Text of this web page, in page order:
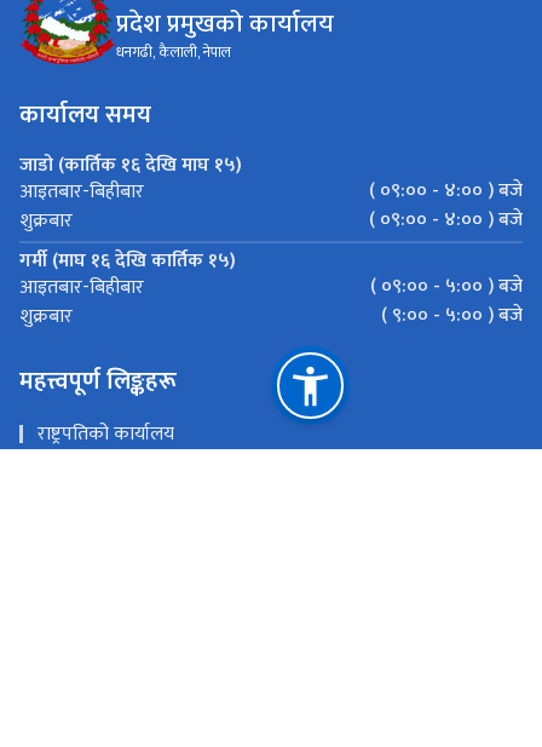
प्रदेश प्रमुखको कार्यालय
धनगढी, कैलाली, नेपाल
कार्यालय समय
जाडो (कार्तिक १६ देखि माघ १५)
आइतबार-बिहीबार
( ०९:०० - ४:०० ) बजे
शुक्रबार
( ०९:०० - ४:०० ) बजे
गर्मी (माघ १६ देखि कार्तिक १५)
आइतबार-बिहीबार
( ०९:०० - ५:०० ) बजे
शुक्रबार
( ९:०० - ५:०० ) बजे
महत्त्वपूर्ण लिङ्कहरू
राष्ट्रपतिको कार्यालय